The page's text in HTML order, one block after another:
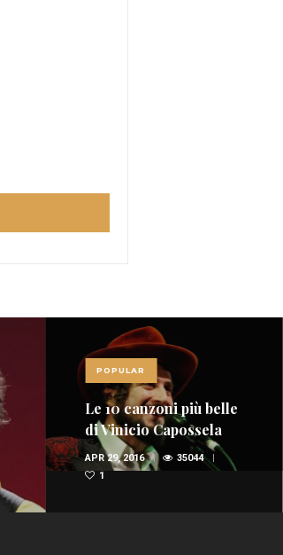
POPULAR
Le 10 canzoni più belle
di Vinicio Capossela
(VIDEO)
APR 29, 2016
35044
1